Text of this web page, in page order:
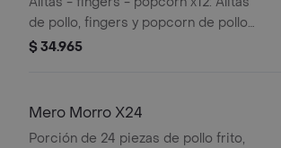
de pollo, fingers y popcorn de pollo
acompañados de papas fritas.
$ 34.965
Mero Morro X24
Porción de 24 piezas de pollo frito,